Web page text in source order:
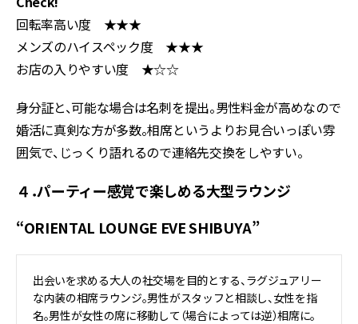
回転率高い度 ★★★
メンズのハイスペック度 ★★★
お店の入りやすい度 ★☆☆
身分証と、可能な場合は名刺を提出。男性料金が高めなので
婚活に真剣な方が多数。相席というよりお見合いっぽい雰
囲気で、じっくり語れるので連絡先交換をしやすい。
４．パーティー感覚で楽しめる大型ラウンジ
“ORIENTAL LOUNGE EVE SHIBUYA”
出会いを求める大人の社交場を目的とする、ラグジュアリー
な内装の相席ラウンジ。男性がスタッフと相談し、女性を指
名。男性が女性の席に移動して（場合によっては逆）相席に。